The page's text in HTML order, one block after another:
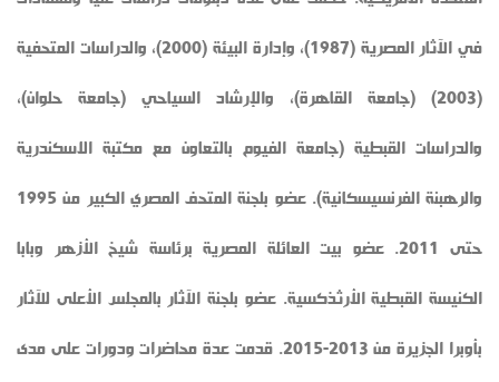
في الآثار المصرية (1987)، وإدارة البيئة (2000)، والدراسات المتحفية
(2003) (جامعة القاهرة)، والإرشاد السياحي (جامعة حلوان)،
والدراسات القبطية (جامعة الفيوم بالتعاون مع مكتبة الاسكندرية
والرهبنة الفرنسيسكانية). عضو بلجنة المتحف المصري الكبير من 1995
حتى 2011. عضو بيت العائلة المصرية برئاسة شيخ الأزهر وبابا
الكنيسة القبطية الأرثذكسية. عضو بلجنة الآثار بالمجلس الأعلى للآثار
بأوبرا الجزيرة من 2013-2015. قدمت عدة محاضرات ودورات على مدى